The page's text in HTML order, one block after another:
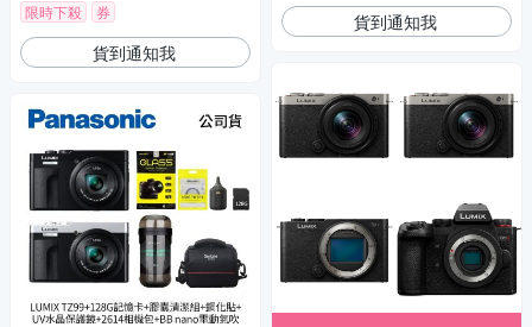
限時下殺
券
貨到通知我
貨到通知我